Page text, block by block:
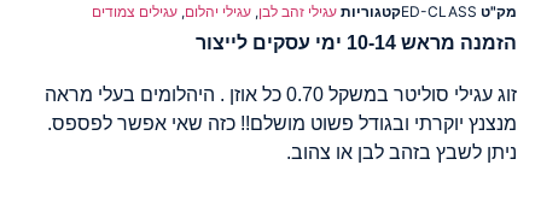
מק"ט ED-CLASSקטגוריות עגילי זהב לבן, עגילי יהלום, עגילים צמודים
הזמנה מראש 10-14 ימי עסקים לייצור
זוג עגילי סוליטר במשקל 0.70 כל אוזן . היהלומים בעלי מראה
מנצנץ יוקרתי ובגודל פשוט מושלם!! כזה שאי אפשר לפספס.
ניתן לשבץ בזהב לבן או צהוב.